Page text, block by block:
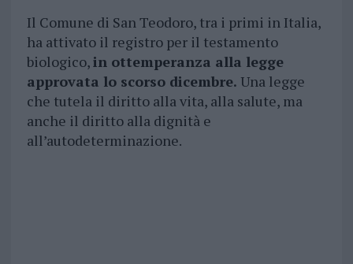
Il Comune di San Teodoro, tra i primi in Italia,
ha attivato il registro per il testamento
biologico,in ottemperanza alla legge
approvata lo scorso dicembre. Una legge
che tutela il diritto alla vita, alla salute, ma
anche il diritto alla dignità e
all’autodeterminazione.